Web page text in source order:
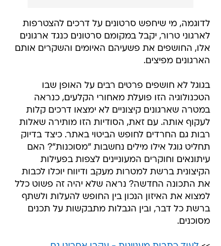
לדוגמה, מי שיחפש סרטונים על דרכים להצטרפות
לארגוני טרור, יקבל במקומם סרטונים כנגד ארגונים
אלו, החושפים את פשעיהם האיומים והשקרים אותם
הארגונים מפיצים.
בגוגל לא חושפים פרטים רבים על האופן שבו
הטכנולוגיה הזו פועלת מאחורי הקלעים, כנראה
במטרה שארגונים קיצוניים לא ימצאו דרכים קלות
לעקוף אותה. עם זאת, הסודיות הזו מותירה שאלות
רבות גם החרדים לחופש הביטוי באתר. כיצד בדיוק
תחליט גוגל אילו מילים נחשבות "מסוכנות"? האם
עיתונאים וחוקרים המעוניינים לצפות בפעילות
הקיצונית ברשת למטרות מעקב ודיווח יוכלו לכבות
את התכונה החדשה? נראה שלא יהיה זה פשוט כלל
למצוא את האיזון הנכון בין החופש להעלות ולשתף
ברשת כל דבר, ובין הגבלות מתבקשות על תכנים
מסוכנים.